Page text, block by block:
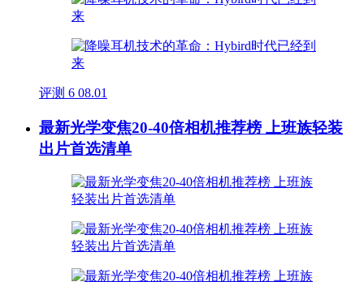
评测 6 08.01
最新光学变焦20-40倍相机推荐榜 上班族轻装
出片首选清单